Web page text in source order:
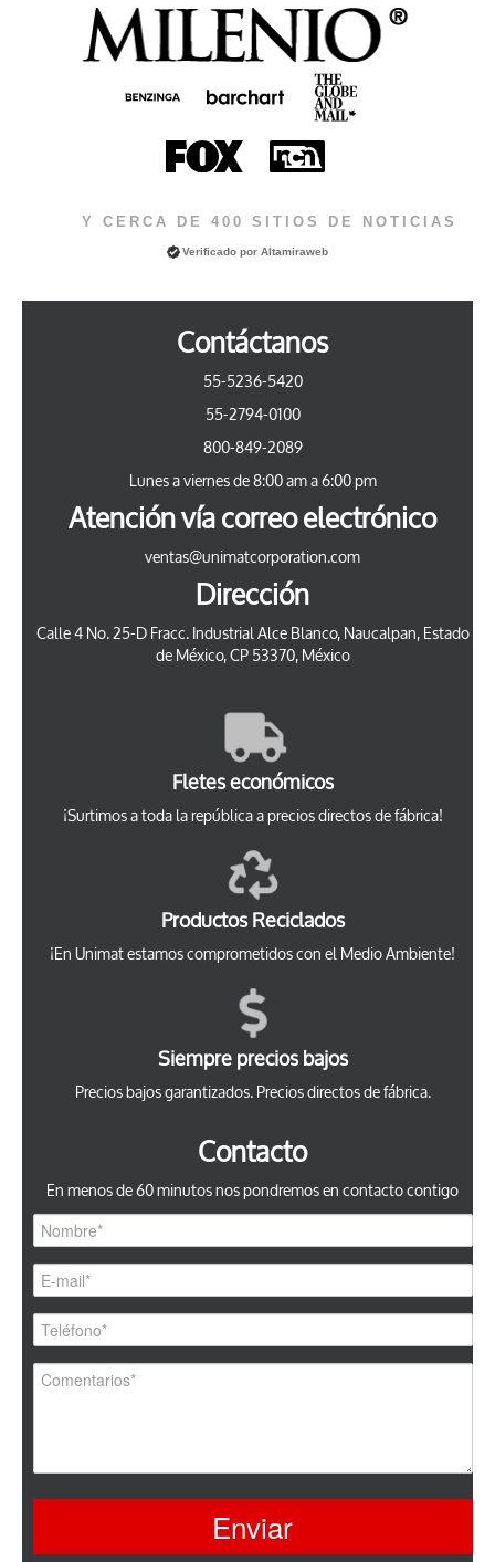
Y CERCA DE 400 SITIOS DE NOTICIAS
Verificado porAltamiraweb
Contáctanos
55-5236-5420
55-2794-0100
800-849-2089
Lunes a viernes de 8:00 am a 6:00 pm
Atención vía correo electrónico
ventas@unimatcorporation.com
Dirección
Calle 4 No. 25-D Fracc. Industrial Alce Blanco, Naucalpan, Estado
de México, CP 53370, México
Fletes económicos
¡Surtimos a toda la república a precios directos de fábrica!
Productos Reciclados
¡En Unimat estamos comprometidos con el Medio Ambiente!
Siempre precios bajos
Precios bajos garantizados. Precios directos de fábrica.
Contacto
En menos de 60 minutos nos pondremos en contacto contigo